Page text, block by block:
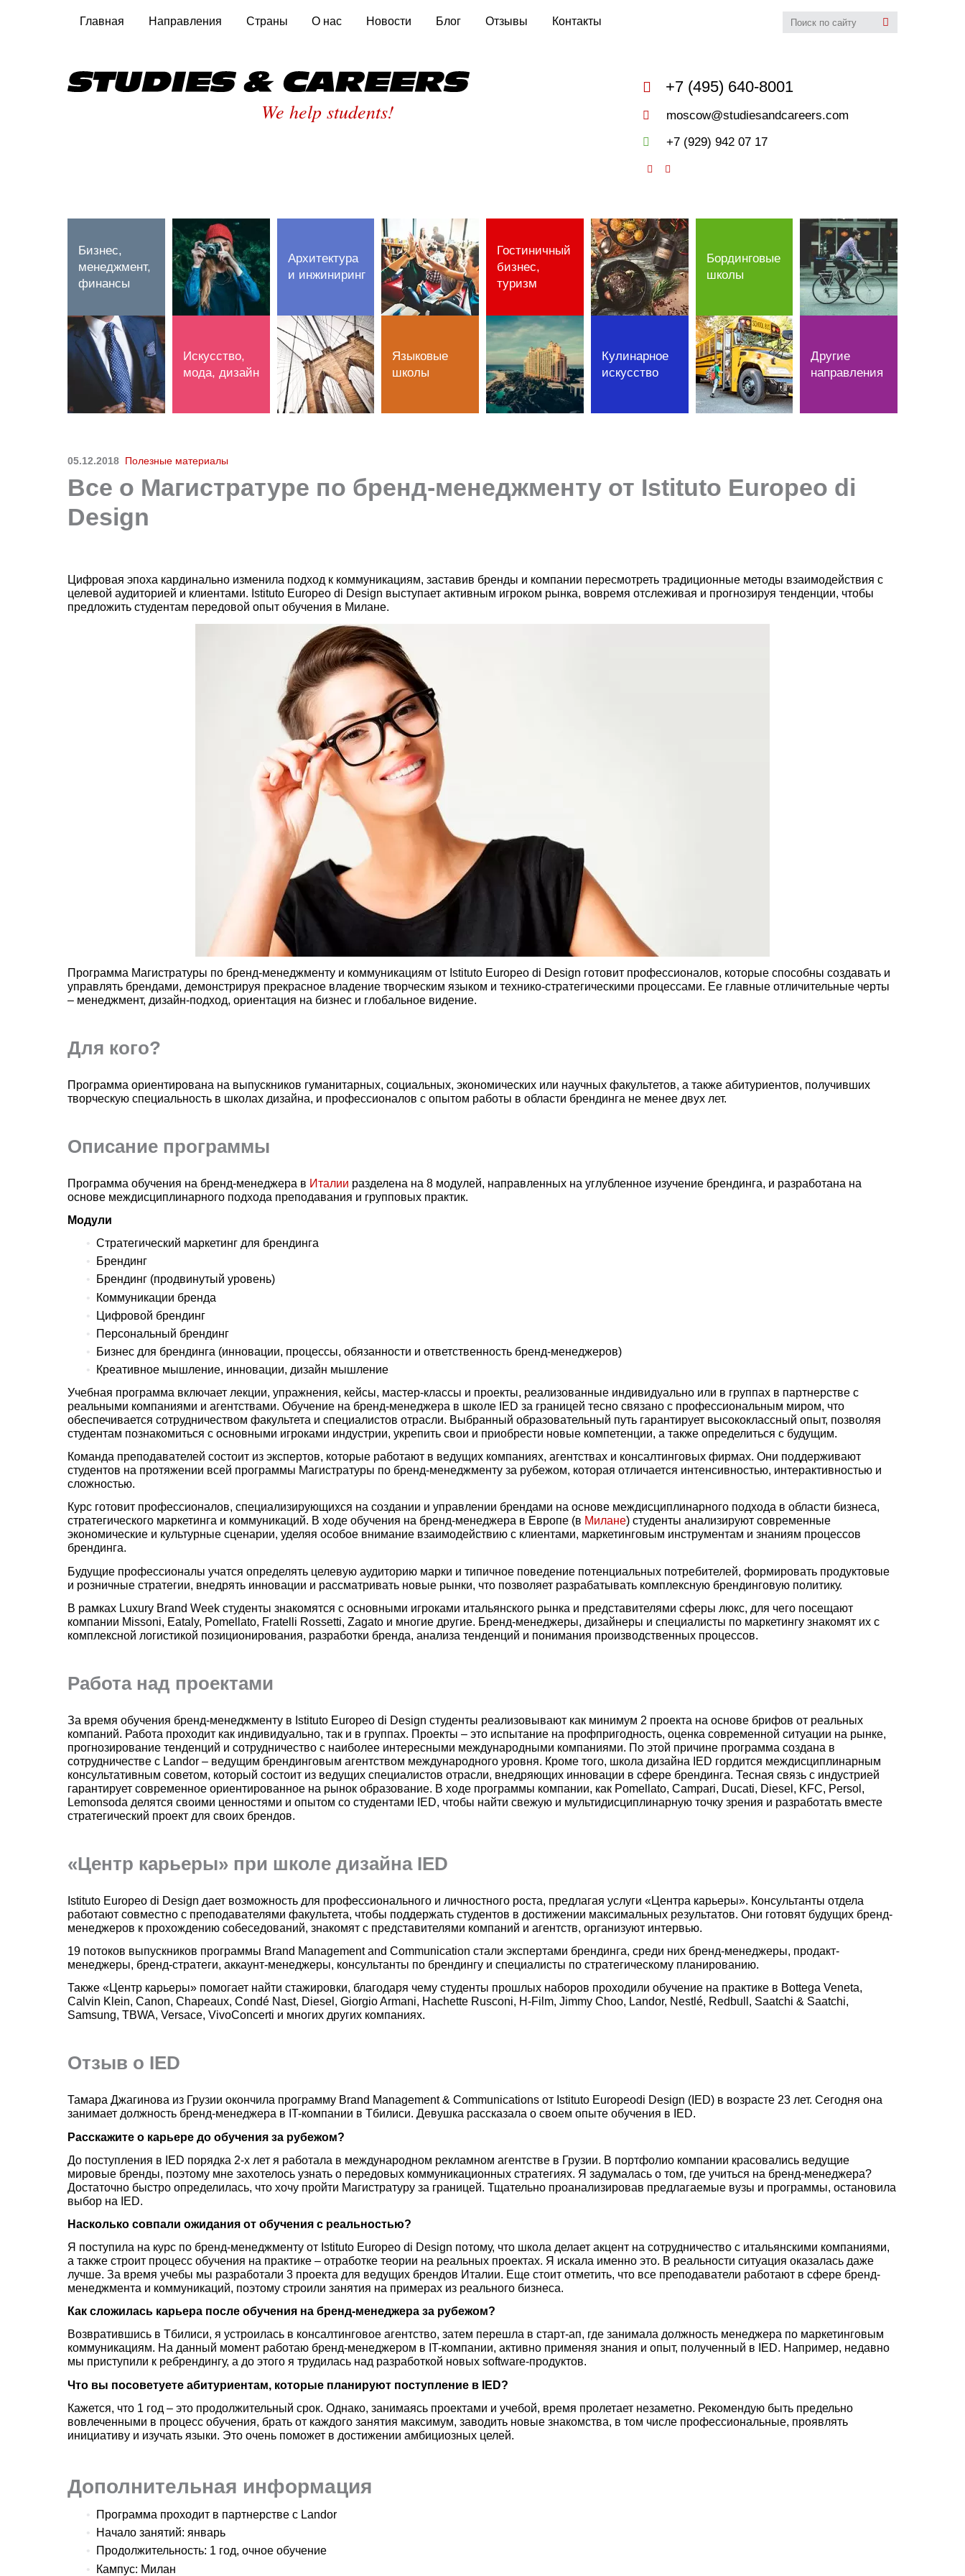
Главная Направления Страны О нас Новости Блог Отзывы Контакты
+7 (495) 640-8001
moscow@studiesandcareers.com
+7 (929) 942 07 17
We help students!
Бизнес,
менеджмент,
финансы
Искусство,
мода, дизайн
Архитектура
и инжиниринг
Языковые
школы
Гостиничный
бизнес,
туризм
Кулинарное
искусство
Бординговые
школы
Другие
направления
05.12.2018 Полезные материалы
Все о Магистратуре по бренд-менеджменту от Istituto Europeo di
Design
Цифровая эпоха кардинально изменила подход к коммуникациям, заставив бренды и компании пересмотреть традиционные методы взаимодействия с
целевой аудиторией и клиентами. Istituto Europeo di Design выступает активным игроком рынка, вовремя отслеживая и прогнозируя тенденции, чтобы
предложить студентам передовой опыт обучения в Милане.
Программа Магистратуры по бренд-менеджменту и коммуникациям от Istituto Europeo di Design готовит профессионалов, которые способны создавать и
управлять брендами, демонстрируя прекрасное владение творческим языком и технико-стратегическими процессами. Ее главные отличительные черты
– менеджмент, дизайн-подход, ориентация на бизнес и глобальное видение.
Для кого?
Программа ориентирована на выпускников гуманитарных, социальных, экономических или научных факультетов, а также абитуриентов, получивших
творческую специальность в школах дизайна, и профессионалов с опытом работы в области брендинга не менее двух лет.
Описание программы
Программа обучения на бренд-менеджера в Италии разделена на 8 модулей, направленных на углубленное изучение брендинга, и разработана на
основе междисциплинарного подхода преподавания и групповых практик.
Модули
Стратегический маркетинг для брендинга
Брендинг
Брендинг (продвинутый уровень)
Коммуникации бренда
Цифровой брендинг
Персональный брендинг
Бизнес для брендинга (инновации, процессы, обязанности и ответственность бренд-менеджеров)
Креативное мышление, инновации, дизайн мышление
Учебная программа включает лекции, упражнения, кейсы, мастер-классы и проекты, реализованные индивидуально или в группах в партнерстве с
реальными компаниями и агентствами. Обучение на бренд-менеджера в школе IED за границей тесно связано с профессиональным миром, что
обеспечивается сотрудничеством факультета и специалистов отрасли. Выбранный образовательный путь гарантирует высококлассный опыт, позволяя
студентам познакомиться с основными игроками индустрии, укрепить свои и приобрести новые компетенции, а также определиться с будущим.
Команда преподавателей состоит из экспертов, которые работают в ведущих компаниях, агентствах и консалтинговых фирмах. Они поддерживают
студентов на протяжении всей программы Магистратуры по бренд-менеджменту за рубежом, которая отличается интенсивностью, интерактивностью и
сложностью.
Курс готовит профессионалов, специализирующихся на создании и управлении брендами на основе междисциплинарного подхода в области бизнеса,
стратегического маркетинга и коммуникаций. В ходе обучения на бренд-менеджера в Европе (в Милане) студенты анализируют современные
экономические и культурные сценарии, уделяя особое внимание взаимодействию с клиентами, маркетинговым инструментам и знаниям процессов
брендинга.
Будущие профессионалы учатся определять целевую аудиторию марки и типичное поведение потенциальных потребителей, формировать продуктовые
и розничные стратегии, внедрять инновации и рассматривать новые рынки, что позволяет разрабатывать комплексную брендинговую политику.
В рамках Luxury Brand Week студенты знакомятся с основными игроками итальянского рынка и представителями сферы люкс, для чего посещают
компании Missoni, Eataly, Pomellato, Fratelli Rossetti, Zagato и многие другие. Бренд-менеджеры, дизайнеры и специалисты по маркетингу знакомят их с
комплексной логистикой позиционирования, разработки бренда, анализа тенденций и понимания производственных процессов.
Работа над проектами
За время обучения бренд-менеджменту в Istituto Europeo di Design студенты реализовывают как минимум 2 проекта на основе брифов от реальных
компаний. Работа проходит как индивидуально, так и в группах. Проекты – это испытание на профпригодность, оценка современной ситуации на рынке,
прогнозирование тенденций и сотрудничество с наиболее интересными международными компаниями. По этой причине программа создана в
сотрудничестве с Landor – ведущим брендинговым агентством международного уровня. Кроме того, школа дизайна IED гордится междисциплинарным
консультативным советом, который состоит из ведущих специалистов отрасли, внедряющих инновации в сфере брендинга. Тесная связь с индустрией
гарантирует современное ориентированное на рынок образование. В ходе программы компании, как Pomellato, Campari, Ducati, Diesel, KFC, Persol,
Lemonsoda делятся своими ценностями и опытом со студентами IED, чтобы найти свежую и мультидисциплинарную точку зрения и разработать вместе
стратегический проект для своих брендов.
«Центр карьеры» при школе дизайна IED
Istituto Europeo di Design дает возможность для профессионального и личностного роста, предлагая услуги «Центра карьеры». Консультанты отдела
работают совместно с преподавателями факультета, чтобы поддержать студентов в достижении максимальных результатов. Они готовят будущих бренд-
менеджеров к прохождению собеседований, знакомят с представителями компаний и агентств, организуют интервью.
19 потоков выпускников программы Brand Management and Communication стали экспертами брендинга, среди них бренд-менеджеры, продакт-
менеджеры, бренд-стратеги, аккаунт-менеджеры, консультанты по брендингу и специалисты по стратегическому планированию.
Также «Центр карьеры» помогает найти стажировки, благодаря чему студенты прошлых наборов проходили обучение на практике в Bottega Veneta,
Calvin Klein, Canon, Chapeaux, Condé Nast, Diesel, Giorgio Armani, Hachette Rusconi, H-Film, Jimmy Choo, Landor, Nestlé, Redbull, Saatchi & Saatchi,
Samsung, TBWA, Versace, VivoConcerti и многих других компаниях.
Отзыв о IED
Тамара Джагинова из Грузии окончила программу Brand Management & Communications от Istituto Europeodi Design (IED) в возрасте 23 лет. Сегодня она
занимает должность бренд-менеджера в IT-компании в Тбилиси. Девушка рассказала о своем опыте обучения в IED.
Расскажите о карьере до обучения за рубежом?
До поступления в IED порядка 2-х лет я работала в международном рекламном агентстве в Грузии. В портфолио компании красовались ведущие
мировые бренды, поэтому мне захотелось узнать о передовых коммуникационных стратегиях. Я задумалась о том, где учиться на бренд-менеджера?
Достаточно быстро определилась, что хочу пройти Магистратуру за границей. Тщательно проанализировав предлагаемые вузы и программы, остановила
выбор на IED.
Насколько совпали ожидания от обучения с реальностью?
Я поступила на курс по бренд-менеджменту от Istituto Europeo di Design потому, что школа делает акцент на сотрудничество с итальянскими компаниями,
а также строит процесс обучения на практике – отработке теории на реальных проектах. Я искала именно это. В реальности ситуация оказалась даже
лучше. За время учебы мы разработали 3 проекта для ведущих брендов Италии. Еще стоит отметить, что все преподаватели работают в сфере бренд-
менеджмента и коммуникаций, поэтому строили занятия на примерах из реального бизнеса.
Как сложилась карьера после обучения на бренд-менеджера за рубежом?
Возвратившись в Тбилиси, я устроилась в консалтинговое агентство, затем перешла в старт-ап, где занимала должность менеджера по маркетинговым
коммуникациям. На данный момент работаю бренд-менеджером в IT-компании, активно применяя знания и опыт, полученный в IED. Например, недавно
мы приступили к ребрендингу, а до этого я трудилась над разработкой новых software-продуктов.
Что вы посоветуете абитуриентам, которые планируют поступление в IED?
Кажется, что 1 год – это продолжительный срок. Однако, занимаясь проектами и учебой, время пролетает незаметно. Рекомендую быть предельно
вовлеченными в процесс обучения, брать от каждого занятия максимум, заводить новые знакомства, в том числе профессиональные, проявлять
инициативу и изучать языки. Это очень поможет в достижении амбициозных целей.
Дополнительная информация
Программа проходит в партнерстве с Landor
Начало занятий: январь
Продолжительность: 1 год, очное обучение
Кампус: Милан